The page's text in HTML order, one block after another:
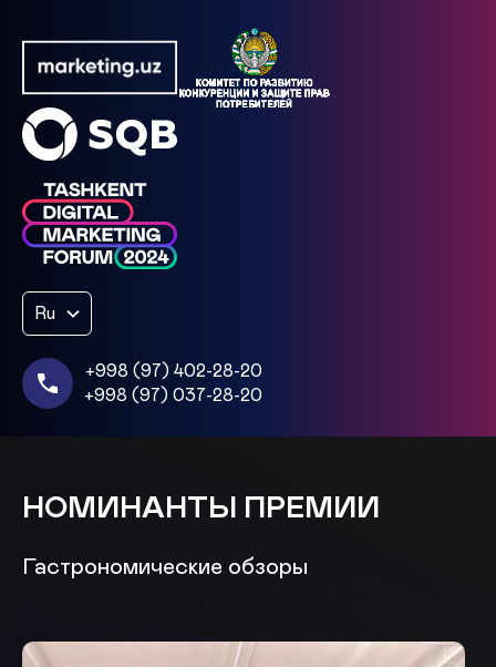
Ru
+998 (97) 402-28-20
+998 (97) 037-28-20
НОМИНАНТЫ ПРЕМИИ
Гастрономические обзоры